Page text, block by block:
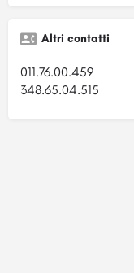
Altri contatti
011.76.00.459
348.65.04.515